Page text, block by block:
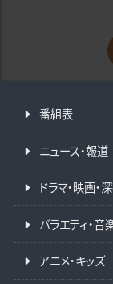
番組表
ニュース・報道
ドラマ・映画・
バラエティ・音
アニメ・キッズ